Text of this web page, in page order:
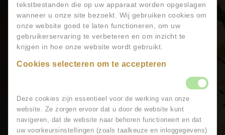
Ben jij de kok die onze keuken komt versterken?
Stuur dan jouw motivatie en CV naar:
Dhr. L. Gu
📞 +31 0412 850 520
📧 mellowdiningbvoss@gmail.com
Wij kijken ernaar uit om je te ontmoeten!
tekstbestanden die op uw apparaat worden opgeslagen
wanneer u onze site bezoekt. Wij gebruiken cookies om
onze website goed te laten functioneren, om uw
gebruikerservaring te verbeteren en om inzicht te
krijgen in hoe onze website wordt gebruikt.
Cookies selecteren om te accepteren
Deze cookies zijn essentieel voor de werking van onze
website. Ze zorgen ervoor dat u door de website kunt
navigeren, dat de website naar behoren functioneert en dat
uw voorkeursinstellingen (zoals taalkeuze en inloggegevens)